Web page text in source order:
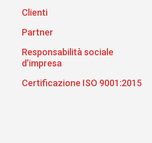
Clienti
Partner
Responsabilità sociale
d’impresa
Certificazione ISO 9001:2015